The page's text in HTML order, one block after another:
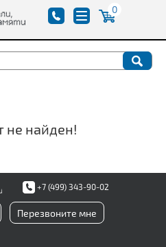
0
не найден!
+7 (499) 343-90-02
Перезвоните мне